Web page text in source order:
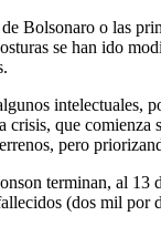
Bolsonaro o las
se han ido
intelectuales,
que
pero
terminan, al
(dos mil por